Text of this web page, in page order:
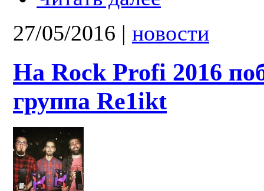
27/05/2016 | новости
На Rock Profi 2016
группа Re1ikt